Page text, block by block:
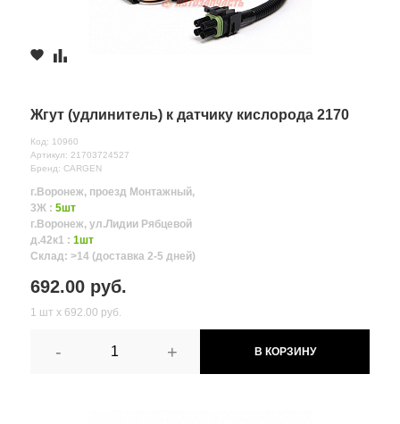
Жгут (удлинитель) к датчику кислорода 2170
Код: 10960
Артикул: 21703724527
Бренд: CARGEN
г.Воронеж, проезд Монтажный,
3Ж : 5шт
г.Воронеж, ул.Лидии Рябцевой
д.42к1 : 1шт
Склад: >14 (доставка 2-5 дней)
692.00 руб.
1 шт х 692.00 руб.
- + В КОРЗИНУ